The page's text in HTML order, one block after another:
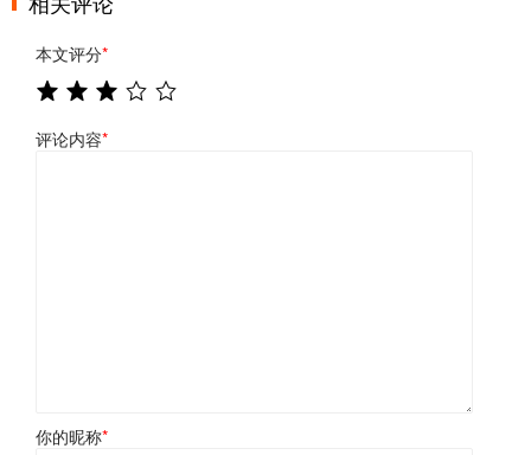
本文评分*
评论内容*
你的昵称*